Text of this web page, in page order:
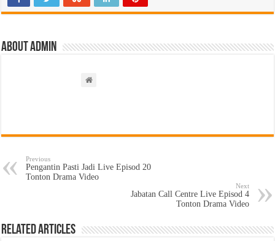
About admin
Previous
Pengantin Pasti Jadi Live Episod 20
Tonton Drama Video
Next
Jabatan Call Centre Live Episod 4
Tonton Drama Video
Related Articles